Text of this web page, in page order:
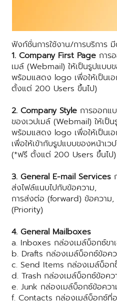
ฟังก์ชั่นการใช้งาน/การบริการ
1. Company First Page การ
เมล์ (Webmail) ให้เป็นรูปแบบ
พร้อมแสดง logo เพื่อให้เป็นเ
ตั้งแต่ 200 Users ขึ้นไป)
2. Company Style การออกแ
ของเวปเมล์ (Webmail) ให้เป็
พร้อมแสดง logo เพื่อให้เป็นเ
เพื่อให้เข้ากับรูปแบบของหน้าเว
(*ฟรี ตั้งแต่ 200 Users ขึ้นไป)
3. General E-mail Services
ส่งไฟล์แนบไปกับข้อความ,
การส่งต่อ (forward) ข้อความ
(Priority)
4. General Mailboxes
a. Inboxes กล่องเมล์บ็อกซ์ขา
b. Drafts กล่องเมล์บ็อกซ์ข้อคว
c. Send Items กล่องเมล์บ็อก
d. Trash กล่องเมล์บ็อกซ์ข้อคว
e. Junk กล่องเมล์บ็อกซ์ข้อคว
f. Contacts กล่องเมล์บ็อกซ์